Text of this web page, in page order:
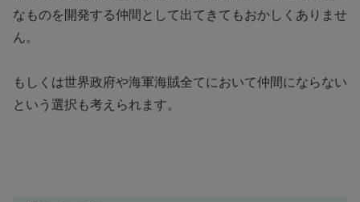
なものを開発する仲間として出てきてもおかしくありませ
ん。
もしくは世界政府や海軍海賊全てにおいて仲間にならない
という選択も考えられます。